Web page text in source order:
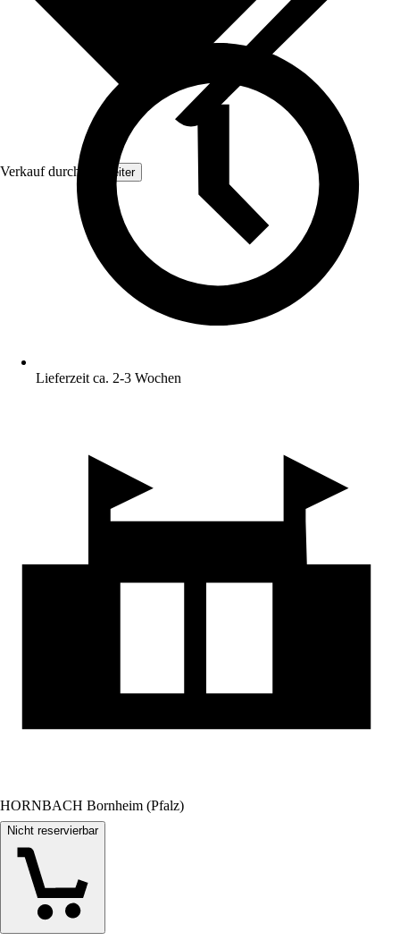
Verkauf durch: Topleiter
Lieferzeit ca. 2-3 Wochen
HORNBACH Bornheim (Pfalz)
Nicht reservierbar